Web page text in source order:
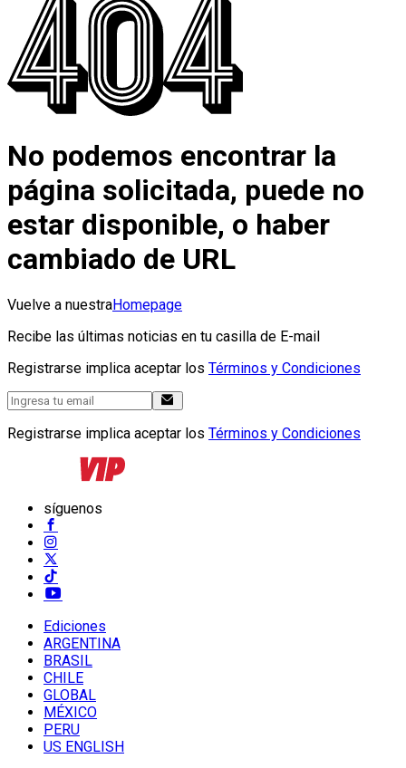
No podemos encontrar la
página solicitada, puede no
estar disponible, o haber
cambiado de URL
Vuelve a nuestraHomepage
Recibe las últimas noticias en tu casilla de E-mail
Registrarse implica aceptar los Términos y Condiciones
Registrarse implica aceptar los Términos y Condiciones
síguenos
Ediciones
ARGENTINA
BRASIL
CHILE
GLOBAL
MÉXICO
PERU
US ENGLISH